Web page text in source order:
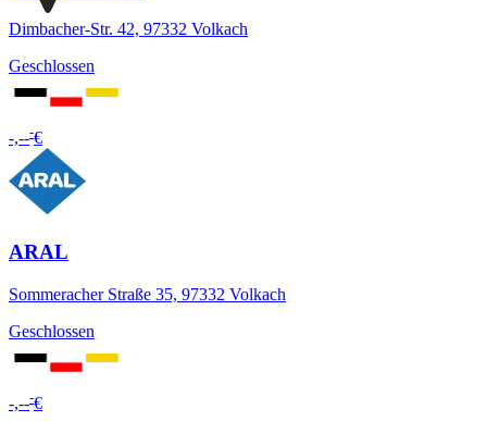
Dimbacher-Str. 42, 97332 Volkach
Geschlossen
-,---€
ARAL
Sommeracher Straße 35, 97332 Volkach
Geschlossen
-,---€